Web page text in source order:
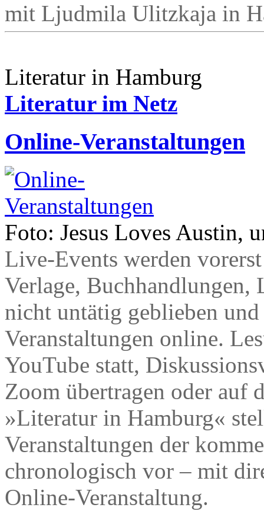
mit Ljudmila Ulitzkaja in
Literatur in Hamburg
Literatur im Netz
Online-Veranstaltungen
Foto: Jesus Loves Austin,
Live-Events werden
Verlage, Buchhandlungen,
nicht untätig geblieben
Veranstaltungen online.
YouTube statt,
Zoom übertragen oder auf
»Literatur in Hamburg«
Veranstaltungen der
chronologisch vor – mit
Online-Veranstaltung.